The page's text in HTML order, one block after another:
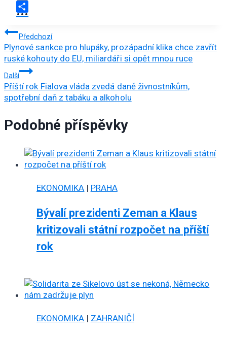
...
Email
Share
Navigace
pro
příspěvek
Předchozí
Plynové sankce pro hlupáky, prozápadní klika chce zavřít
ruské kohouty do EU, miliardáři si opět mnou ruce
Další
Příští rok Fialova vláda zvedá daně živnostníkům,
spotřební daň z tabáku a alkoholu
Podobné příspěvky
EKONOMIKA | PRAHA
Bývalí prezidenti Zeman a Klaus
kritizovali státní rozpočet na příští
rok
EKONOMIKA | ZAHRANIČÍ